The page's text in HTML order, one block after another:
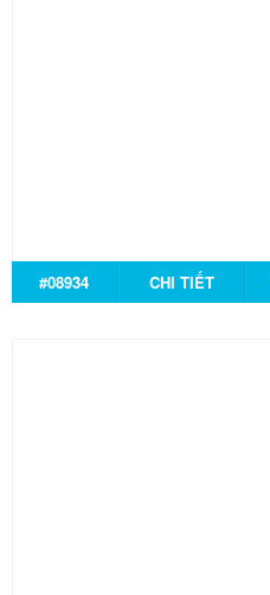
#08934 CHI TIẾT